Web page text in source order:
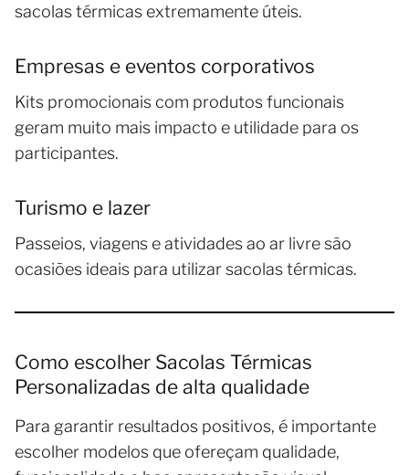
sacolas térmicas extremamente úteis.
Empresas e eventos corporativos
Kits promocionais com produtos funcionais
geram muito mais impacto e utilidade para os
participantes.
Turismo e lazer
Passeios, viagens e atividades ao ar livre são
ocasiões ideais para utilizar sacolas térmicas.
Como escolher Sacolas Térmicas
Personalizadas de alta qualidade
Para garantir resultados positivos, é importante
escolher modelos que ofereçam qualidade,